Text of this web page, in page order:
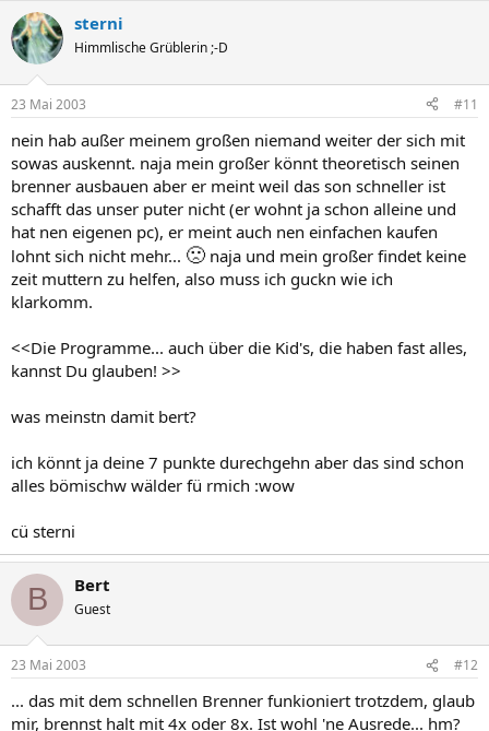
sterni
Himmlische Grüblerin ;-D
23 Mai 2003 #11
nein hab außer meinem großen niemand weiter der sich mit
sowas auskennt. naja mein großer könnt theoretisch seinen
brenner ausbauen aber er meint weil das son schneller ist
schafft das unser puter nicht (er wohnt ja schon alleine und
hat nen eigenen pc), er meint auch nen einfachen kaufen
lohnt sich nicht mehr... 🙁 naja und mein großer findet keine
zeit muttern zu helfen, also muss ich guckn wie ich
klarkomm.
<<Die Programme... auch über die Kid's, die haben fast alles,
kannst Du glauben! >>
was meinstn damit bert?
ich könnt ja deine 7 punkte durechgehn aber das sind schon
alles bömischw wälder fü rmich :wow
cü sterni
B Bert
Guest
23 Mai 2003 #12
... das mit dem schnellen Brenner funkioniert trotzdem, glaub
mir, brennst halt mit 4x oder 8x. Ist wohl 'ne Ausrede... hm?